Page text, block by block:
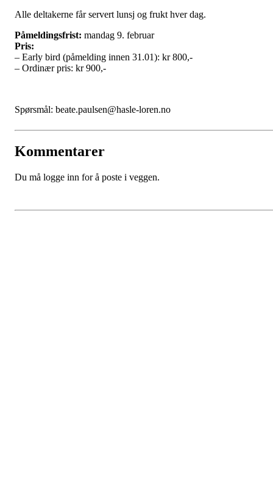
Alle deltakerne får servert lunsj og frukt hver dag.
Påmeldingsfrist: mandag 9. februar
Pris:
– Early bird (påmelding innen 31.01): kr 800,-
– Ordinær pris: kr 900,-
Spørsmål: beate.paulsen@hasle-loren.no
Kommentarer
Du må logge inn for å poste i veggen.